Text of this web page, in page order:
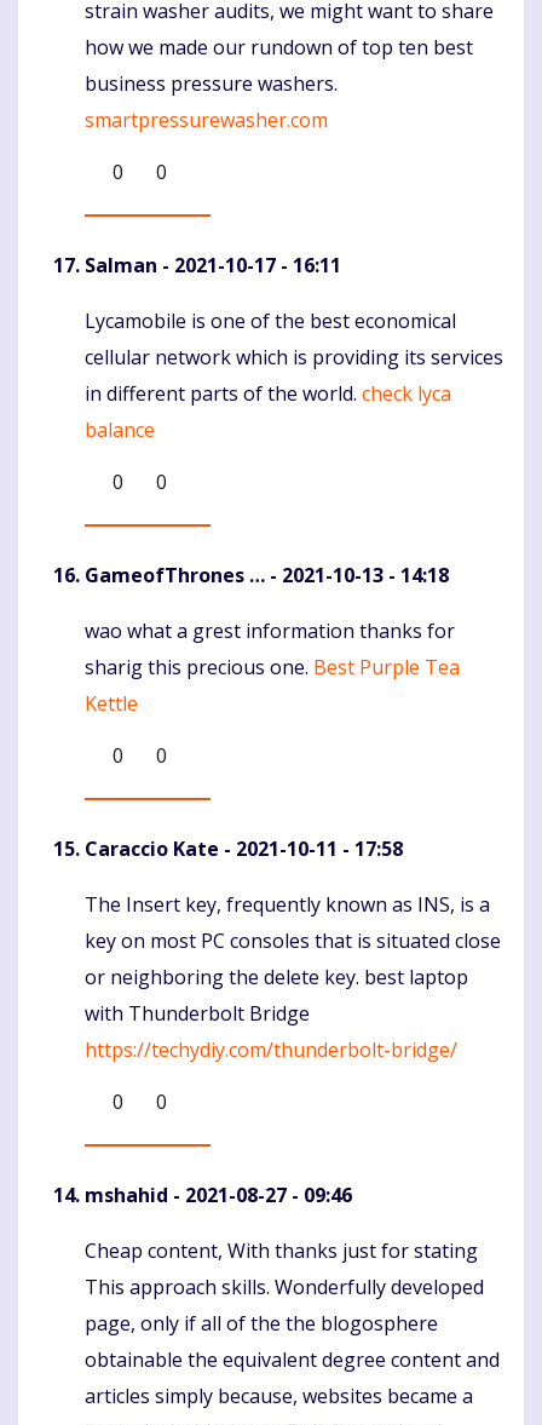
strain washer audits, we might want to share
how we made our rundown of top ten best
business pressure washers.
smartpressurewasher.com
0
0
Salman - 2021-10-17 - 16:11
Komentaras
Lycamobile is one of the best economical
cellular network which is providing its services
in different parts of the world. check lyca
balance
0
0
GameofThrones … - 2021-10-13 - 14:18
Komentaras
wao what a grest information thanks for
sharig this precious one. Best Purple Tea
Kettle
0
0
Caraccio Kate - 2021-10-11 - 17:58
Komentaras
The Insert key, frequently known as INS, is a
key on most PC consoles that is situated close
or neighboring the delete key. best laptop
with Thunderbolt Bridge
https://techydiy.com/thunderbolt-bridge/
0
0
mshahid - 2021-08-27 - 09:46
Komentaras
Cheap content, With thanks just for stating
This approach skills. Wonderfully developed
page, only if all of the the blogosphere
obtainable the equivalent degree content and
articles simply because, websites became a